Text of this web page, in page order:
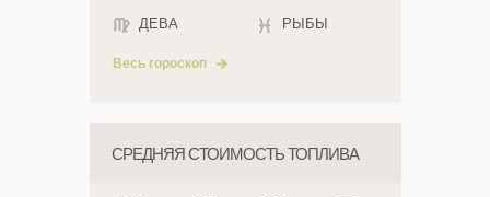
ДЕВА РЫБЫ
Весь гороскоп
СРЕДНЯЯ СТОИМОСТЬ ТОПЛИВА